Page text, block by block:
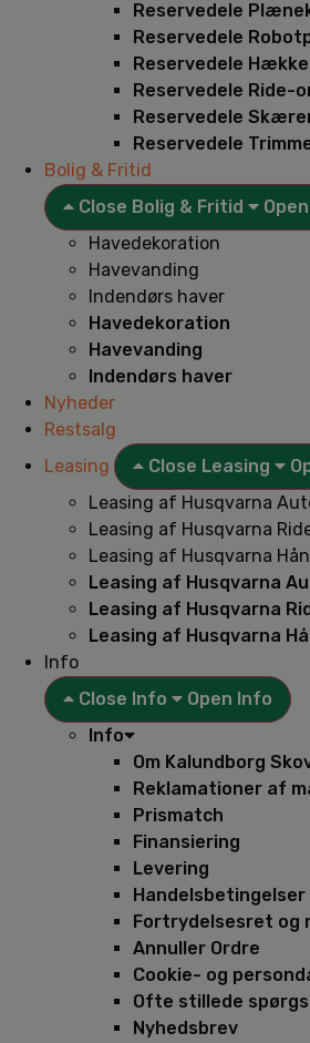
Reservedele
Reservedele
Reservedele
Reservedele Ride-
Reservedele
Reservedele
Bolig & Fritid
Close Bolig & Fritid
Havedekoration
Havevanding
Indendørs haver
Havedekoration
Havevanding
Indendørs haver
Nyheder
Restsalg
Leasing
Close Leasing
Leasing af Husqvarna
Leasing af Husqvarna
Leasing af Husqvarna
Leasing af Husqvarna
Leasing af Husqvarna
Leasing af Husqvarna
Info
Close Info
Open Info
Info
Om Kalundborg
Reklamationer af
Prismatch
Finansiering
Levering
Handelsbetingelser
Fortrydelsesret og
Annuller Ordre
Cookie- og
Ofte stillede
Nyhedsbrev